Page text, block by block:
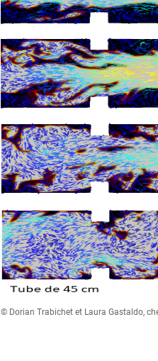
© Dorian Trabichet et Laura Gastaldo,